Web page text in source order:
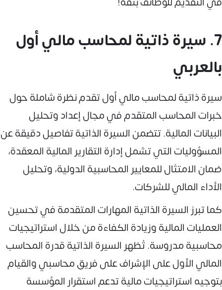
7. سيرة ذاتية لمحاسب مالي أول
بالعربي
سيرة ذاتية لمحاسب مالي أول تقدم نظرة شاملة حول
خبرات المحاسب المتقدم في مجال إعداد وتحليل
البيانات المالية. تتضمن السيرة الذاتية تفاصيل دقيقة عن
المسؤوليات التي تشمل إدارة التقارير المالية المعقدة،
ضمان الامتثال للمعايير المحاسبية الدولية، وتحليل
الأداء المالي للشركات.
كما تبرز السيرة الذاتية المهارات المتقدمة في تحسين
العمليات المالية وزيادة الكفاءة من خلال استراتيجيات
محاسبية مدروسة. تُظهر السيرة الذاتية قدرة المحاسب
المالي الأول على الإشراف على فريق محاسبي والقيام
بتوجيه استراتيجيات مالية تدعم استقرار المؤسسة